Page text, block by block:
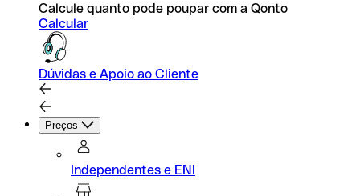
Calcule quanto pode poupar com a Qonto
Calcular
Dúvidas e Apoio ao Cliente
Preços
Independentes e ENI